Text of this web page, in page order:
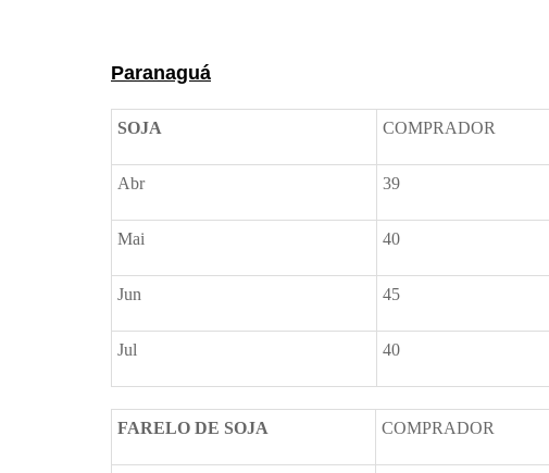
Paranaguá
SOJA COMPRADOR
Abr 39
Mai 40
Jun 45
Jul 40
FARELO DE SOJA COMPRADOR